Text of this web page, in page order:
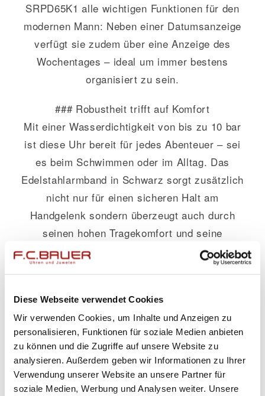
Diese Webseite verwendet Cookies
Wir verwenden Cookies, um Inhalte und Anzeigen zu
personalisieren, Funktionen für soziale Medien anbieten
zu können und die Zugriffe auf unsere Website zu
analysieren. Außerdem geben wir Informationen zu Ihrer
Verwendung unserer Website an unsere Partner für
soziale Medien, Werbung und Analysen weiter. Unsere
SRPD65K1 alle wichtigen Funktionen für den
modernen Mann: Neben einer Datumsanzeige
verfügt sie zudem über eine Anzeige des
Wochentages – ideal um immer bestens
organisiert zu sein.
### Robustheit trifft auf Komfort
Mit einer Wasserdichtigkeit von bis zu 10 bar
ist diese Uhr bereit für jedes Abenteuer – sei
es beim Schwimmen oder im Alltag. Das
Edelstahlarmband in Schwarz sorgt zusätzlich
nicht nur für einen sicheren Halt am
Handgelenk sondern überzeugt auch durch
seinen hohen Tragekomfort und seine
strapazierfähigen Eigenschaften.
Diese exquisite Kombination aus Form und
Funktion macht die Seiko SRPD65K1 zum
perfekten Begleiter in jeder Situation – ob im
Büro, bei besonderen Anlässen oder im
alltäglichen Leben. Ihre elegante Erscheinung
gepaart mit zuverlässiger Technologie stellt
sicher, dass Sie stets pünktlich und stilvoll